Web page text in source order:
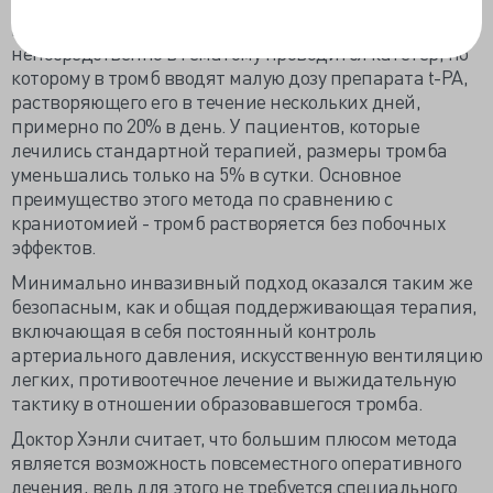
которую доктор Хэнли сравнивает с "GPS для мозга",
непосредственно в гематому проводится катетер, по
которому в тромб вводят малую дозу препарата t-PA,
растворяющего его в течение нескольких дней,
примерно по 20% в день. У пациентов, которые
лечились стандартной терапией, размеры тромба
уменьшались только на 5% в сутки. Основное
преимущество этого метода по сравнению с
краниотомией - тромб растворяется без побочных
эффектов.
Минимально инвазивный подход оказался таким же
безопасным, как и общая поддерживающая терапия,
включающая в себя постоянный контроль
артериального давления, искусственную вентиляцию
легких, противоотечное лечение и выжидательную
тактику в отношении образовавшегося тромба.
Доктор Хэнли считает, что большим плюсом метода
является возможность повсеместного оперативного
лечения, ведь для этого не требуется специального